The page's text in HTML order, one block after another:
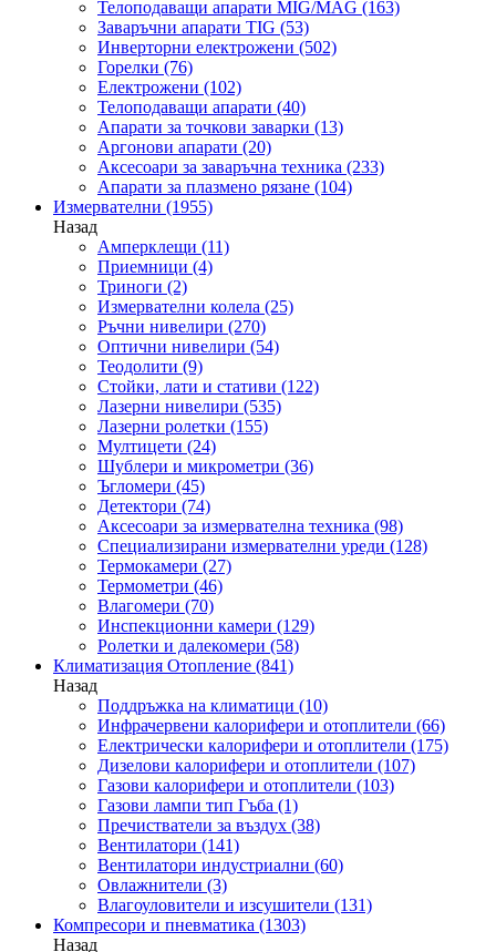
Телоподаващи апарати MIG/MAG (163)
Заваръчни апарати TIG (53)
Инверторни електрожени (502)
Горелки (76)
Електрожени (102)
Телоподаващи апарати (40)
Апарати за точкови заварки (13)
Аргонови апарати (20)
Аксесоари за заваръчна техника (233)
Апарати за плазмено рязане (104)
Измервателни (1955)
Назад
Амперклещи (11)
Приемници (4)
Триноги (2)
Измервателни колела (25)
Ръчни нивелири (270)
Оптични нивелири (54)
Теодолити (9)
Стойки, лати и стативи (122)
Лазерни нивелири (535)
Лазерни ролетки (155)
Мултицети (24)
Шублери и микрометри (36)
Ъгломери (45)
Детектори (74)
Аксесоари за измервателна техника (98)
Специализирани измервателни уреди (128)
Термокамери (27)
Термометри (46)
Влагомери (70)
Инспекционни камери (129)
Ролетки и далекомери (58)
Климатизация Отопление (841)
Назад
Поддръжка на климатици (10)
Инфрачервени калорифери и отоплители (66)
Електрически калорифери и отоплители (175)
Дизелови калорифери и отоплители (107)
Газови калорифери и отоплители (103)
Газови лампи тип Гъба (1)
Пречистватели за въздух (38)
Вентилатори (141)
Вентилатори индустриални (60)
Овлажнители (3)
Влагоуловители и изсушители (131)
Компресори и пневматика (1303)
Назад